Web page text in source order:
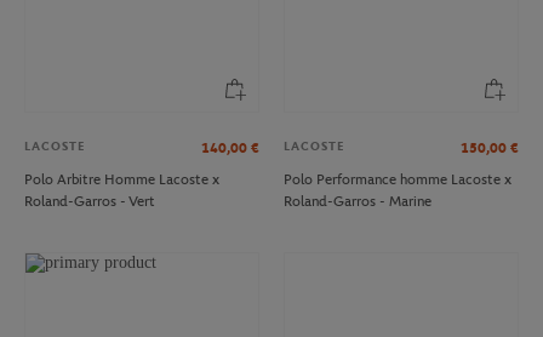
LACOSTE 140,00 €
Polo Arbitre Homme Lacoste x
Roland-Garros - Vert
LACOSTE 150,00 €
Polo Performance homme Lacoste x
Roland-Garros - Marine